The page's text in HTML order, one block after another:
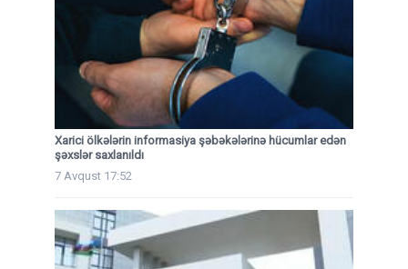
Xarici ölkələrin informasiya şəbəkələrinə hücumlar edən
şəxslər saxlanıldı
7 Avqust 17:52